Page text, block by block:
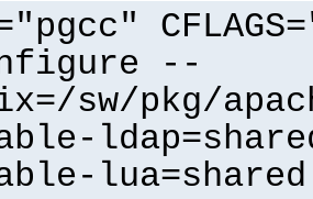
--
sw/pkg/
lua=shared